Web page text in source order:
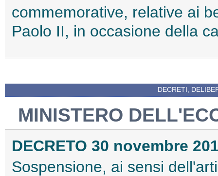
commemorative, relative ai
Paolo II, in occasione della
DECRETI,
MINISTERO
DECRETO 30 novembre
Sospensione, ai sensi